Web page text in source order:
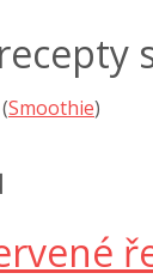
(Smoothie)